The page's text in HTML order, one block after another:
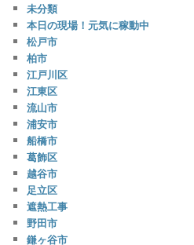
未分類
本日の現場！元気に稼動中
松戸市
柏市
江戸川区
江東区
流山市
浦安市
船橋市
葛飾区
越谷市
足立区
遮熱工事
野田市
鎌ヶ谷市